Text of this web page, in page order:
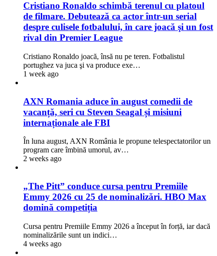
Cristiano Ronaldo schimbă terenul cu platoul
de filmare. Debutează ca actor într-un serial
despre culisele fotbalului, în care joacă şi un fost
rival din Premier League
Cristiano Ronaldo joacă, însă nu pe teren. Fotbalistul
portughez va juca şi va produce exe…
1 week ago
AXN Romania aduce în august comedii de
vacanță, seri cu Steven Seagal și misiuni
internaționale ale FBI
În luna august, AXN România le propune telespectatorilor un
program care îmbină umorul, av…
2 weeks ago
„The Pitt” conduce cursa pentru Premiile
Emmy 2026 cu 25 de nominalizări. HBO Max
domină competiția
Cursa pentru Premiile Emmy 2026 a început în forță, iar dacă
nominalizările sunt un indici…
4 weeks ago